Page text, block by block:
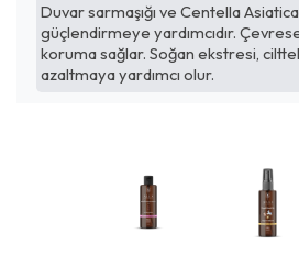
Duvar sarmaşığı ve Centella
güçlendirmeye yardımcıdır.
koruma sağlar. Soğan ekstresi,
azaltmaya yardımcı olur.